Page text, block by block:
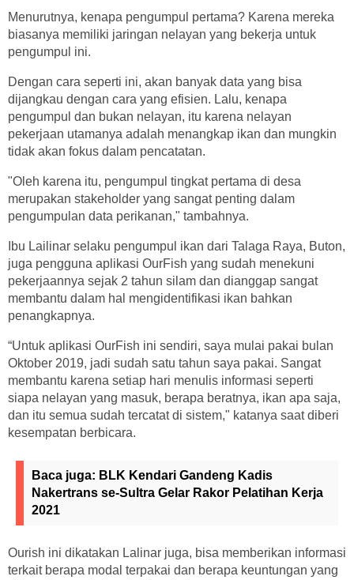
Menurutnya, kenapa pengumpul pertama? Karena mereka
biasanya memiliki jaringan nelayan yang bekerja untuk
pengumpul ini.
Dengan cara seperti ini, akan banyak data yang bisa
dijangkau dengan cara yang efisien. Lalu, kenapa
pengumpul dan bukan nelayan, itu karena nelayan
pekerjaan utamanya adalah menangkap ikan dan mungkin
tidak akan fokus dalam pencatatan.
"Oleh karena itu, pengumpul tingkat pertama di desa
merupakan stakeholder yang sangat penting dalam
pengumpulan data perikanan," tambahnya.
Ibu Lailinar selaku pengumpul ikan dari Talaga Raya, Buton,
juga pengguna aplikasi OurFish yang sudah menekuni
pekerjaannya sejak 2 tahun silam dan dianggap sangat
membantu dalam hal mengidentifikasi ikan bahkan
penangkapnya.
“Untuk aplikasi OurFish ini sendiri, saya mulai pakai bulan
Oktober 2019, jadi sudah satu tahun saya pakai. Sangat
membantu karena setiap hari menulis informasi seperti
siapa nelayan yang masuk, berapa beratnya, ikan apa saja,
dan itu semua sudah tercatat di sistem," katanya saat diberi
kesempatan berbicara.
Baca juga: BLK Kendari Gandeng Kadis
Nakertrans se-Sultra Gelar Rakor Pelatihan Kerja
2021
Ourish ini dikatakan Lalinar juga, bisa memberikan informasi
terkait berapa modal terpakai dan berapa keuntungan yang